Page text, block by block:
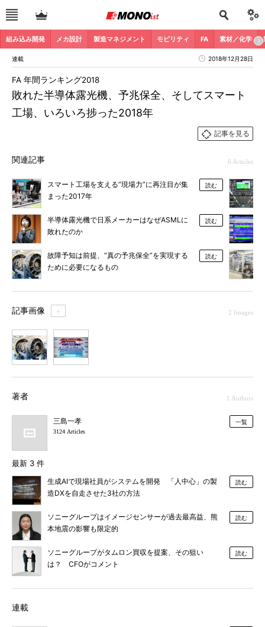
組み込み開発 メカ設計 製造マネジメント モビリティ FA 素材／化学
連載 2018年12月28日
敗れた半導体露光機、予兆保全、そしてスマート
工場、いろいろ捗った2018年
FA 年間ランキング2018
記事を見る
関連記事 6 Articles
スマート工場を支える“現場力”に再注目が集
まった2017年
読む
半導体露光機で日系メーカーはなぜASMLに
敗れたのか
読む
故障予知は前提、“真の予兆保全”を実現する
ために必要になるもの
読む
記事画像 ＋ 2 Images
著者 1 Authors
三島一孝
3124 Articles
一覧
最新 3 件
生成AIで現場社員がシステムを開発 「人中心」の製
造DXを自走させた3社の方法
読む
ソニーグループはイメージセンサーが過去最高益、熊
本地震の影響も限定的
読む
ソニーグループがタムロン買収を提案、その狙い
は？ CFOがコメント
読む
連載